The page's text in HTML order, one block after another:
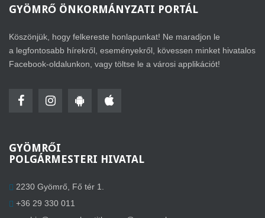
GYÖMRŐ ÖNKORMÁNYZATI PORTÁL
Köszönjük, hogy felkereste honlapunkat! Ne maradjon le
a legfontosabb hírekről, eseményekről, kövessen minket hivatalos
Facebook-oldalunkon, vagy töltse le a városi applikációt!
GYÖMRŐI
POLGÁRMESTERI HIVATAL
2230 Gyömrő, Fő tér 1.
+36 29 330 011